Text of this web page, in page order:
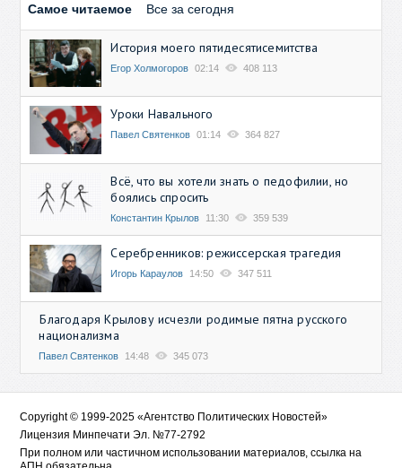
Самое читаемое Все за сегодня
История моего пятидесятисемитства
Егор Холмогоров 02:14 408 113
Уроки Навального
Павел Святенков 01:14 364 827
Всё, что вы хотели знать о педофилии, но
боялись спросить
Константин Крылов 11:30 359 539
Серебренников: режиссерская трагедия
Игорь Караулов 14:50 347 511
Благодаря Крылову исчезли родимые пятна русского
национализма
Павел Святенков 14:48 345 073
Copyright © 1999-2025 «Агентство Политических Новостей»
Лицензия Минпечати Эл. №77-2792
При полном или частичном использовании материалов, ссылка на